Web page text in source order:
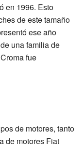
en 1996. Esto
de este tamaño
ese año
una familia de
fue
de motores, tanto
de motores Fiat